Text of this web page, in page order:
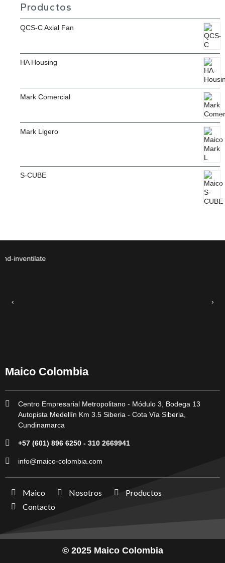
Productos
QCS-C Axial Fan
HA Housing
Mark Comercial
Mark Ligero
S-CUBE
‹ ›
Maico Colombia
Centro Empresarial Metropolitano - Módulo 3, Bodega 13
Autopista Medellín Km 3.5 Siberia - Cota Vía Siberia,
Cundinamarca
+57 (601) 896 6250 - 310 2669941
info@maico-colombia.com
Maico Nosotros
Productos
Contacto
© 2025 Maico Colombia